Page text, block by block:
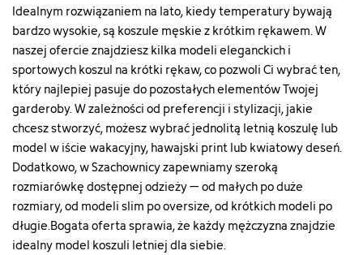
Idealnym rozwiązaniem na lato, kiedy temperatury bywają
bardzo wysokie, są koszule męskie z krótkim rękawem. W
naszej ofercie znajdziesz kilka modeli eleganckich i
sportowych koszul na krótki rękaw, co pozwoli Ci wybrać ten,
który najlepiej pasuje do pozostałych elementów Twojej
garderoby. W zależności od preferencji i stylizacji, jakie
chcesz stworzyć, możesz wybrać jednolitą letnią koszulę lub
model w iście wakacyjny, hawajski print lub kwiatowy deseń.
Dodatkowo, w Szachownicy zapewniamy szeroką
rozmiarówkę dostępnej odzieży – od małych po duże
rozmiary, od modeli slim po oversize, od krótkich modeli po
długie.Bogata oferta sprawia, że każdy mężczyzna znajdzie
idealny model koszuli letniej dla siebie.